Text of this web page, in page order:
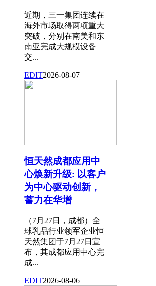
近期，三一集团连续在
海外市场取得两项重大
突破，分别在南美和东
南亚完成大规模设备
交...
EDIT2026-08-07
恒天然成都应用中
心焕新升级: 以客户
为中心驱动创新，
蓄力在华增
（7月27日，成都）全
球乳品行业领军企业恒
天然集团于7月27日宣
布，其成都应用中心完
成...
EDIT2026-08-06